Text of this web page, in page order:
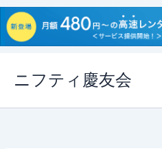
ス
ニフティ慶友会